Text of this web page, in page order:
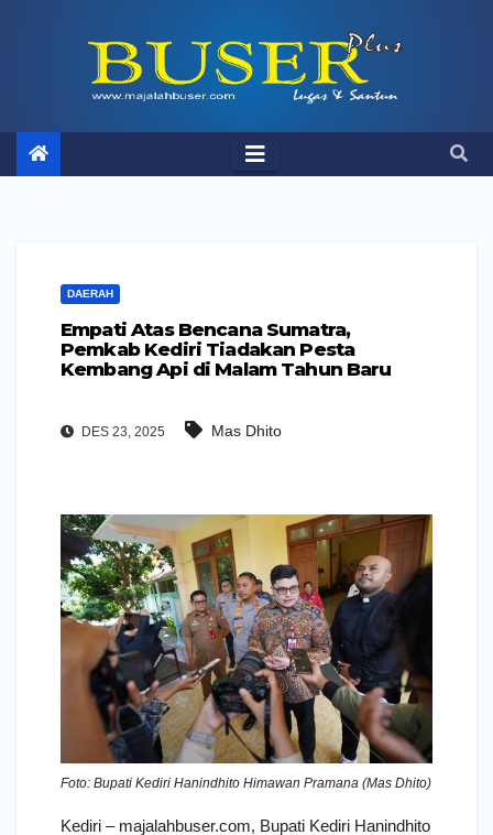
DAERAH
Empati Atas Bencana Sumatra,
Pemkab Kediri Tiadakan Pesta
Kembang Api di Malam Tahun Baru
DES 23, 2025 Mas Dhito
Foto: Bupati Kediri Hanindhito Himawan Pramana (Mas Dhito)
Kediri – majalahbuser.com, Bupati Kediri Hanindhito